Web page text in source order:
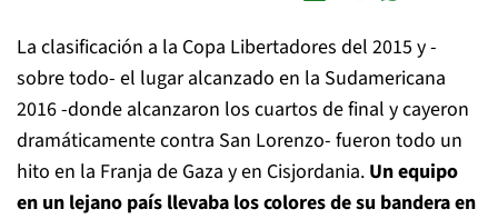
La clasificación a la Copa Libertadores del 2015 y -
sobre todo- el lugar alcanzado en la Sudamericana
2016 -donde alcanzaron los cuartos de final y cayeron
dramáticamente contra San Lorenzo- fueron todo un
hito en la Franja de Gaza y en Cisjordania. Un equipo
en un lejano país llevaba los colores de su bandera en